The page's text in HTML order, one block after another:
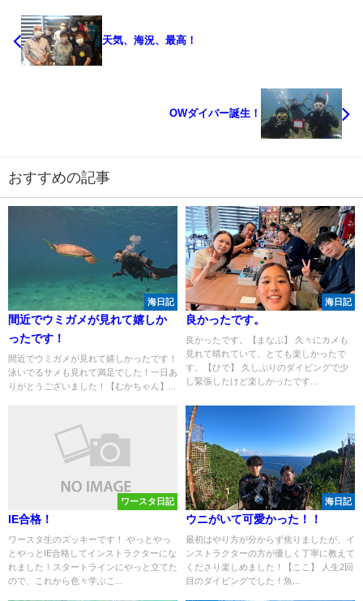
天気、海況、最高！
OWダイバー誕生！
おすすめの記事
海日記
間近でウミガメが見れて嬉しか
ったです！
間近でウミガメが見れて嬉しかったです！
泳いでるサメも見れて満足でした！一日あ
りがとうございました！【むかちゃん】...
海日記
良かったです。
良かったです。【まなぶ】 久々にカメも
見れて晴れていて、とても楽しかったで
す。【ひで】 久しぶりのダイビングで少
し緊張したけど楽しかったです...
ワースタ日記
IE合格！
ワースタ生のズッキーです！ やっとやっ
とやっとIE合格してインストラクターにな
れました！スタートラインにやっと立てた
ので、これから色々学ぶこ...
海日記
ウニがいて可愛かった！！
最初はやり方が分からず焦りましたが、イ
ンストラクターの方が優しく丁寧に教えて
くださり楽しめました！【ここ】 人生2回
目のダイビングでした！魚...